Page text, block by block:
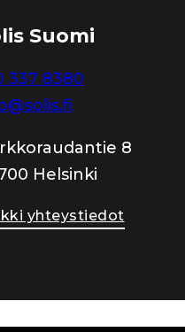
Suomi
337 8380
8
Helsinki
yhteystiedot